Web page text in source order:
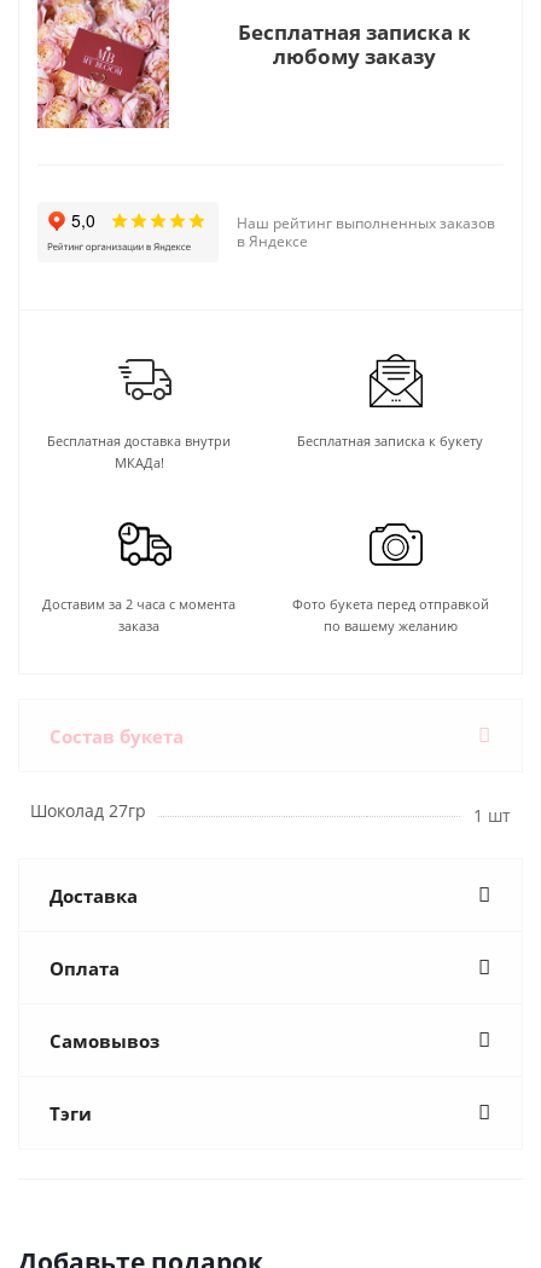
Бесплатная записка к
любому заказу
Наш рейтинг выполненных заказов
в Яндексе
Бесплатная доставка внутри
МКАДа!
Бесплатная записка к букету
Доставим за 2 часа с момента
заказа
Фото букета перед отправкой
по вашему желанию
Состав букета
Шоколад 27гр 1 шт
Доставка
Оплата
Самовывоз
Тэги